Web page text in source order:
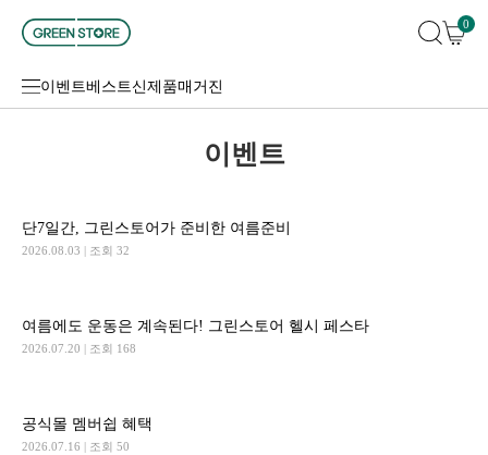
0
이벤트베스트 신제품매거진
이벤트
단7일간, 그린스토어가 준비한 여름준비
2026.08.03 | 조회 32
여름에도 운동은 계속된다! 그린스토어 헬시 페스타
2026.07.20 | 조회 168
공식몰 멤버쉽 혜택
2026.07.16 | 조회 50